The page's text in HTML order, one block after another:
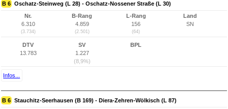
B 6 Oschatz-Steinweg (L 28) - Oschatz-Nossener Straße (L 30)
Nr.
6.310
(3.734)
B-Rang
4.859
(2.501)
L-Rang
156
(64)
Land
SN
DTV
13.783
SV
1.227
(8,9%)
BPL
Infos...
B 6 Stauchitz-Seerhausen (B 169) - Diera-Zehren-Wölkisch (L 87)